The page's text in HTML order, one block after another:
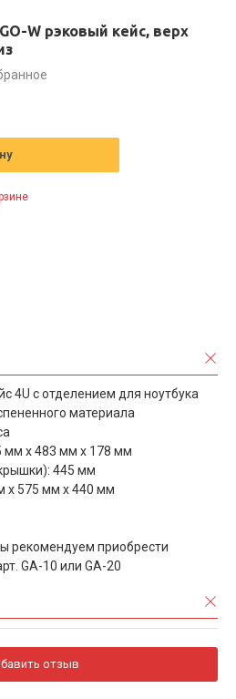
W рэковый кейс, верх
4U с отделением для ноутбука
материала
мм х 483 мм х 178 мм
445 мм
х 575 мм х 440 мм
рекомендуем приобрести
GA-10 или GA-20
отзыв